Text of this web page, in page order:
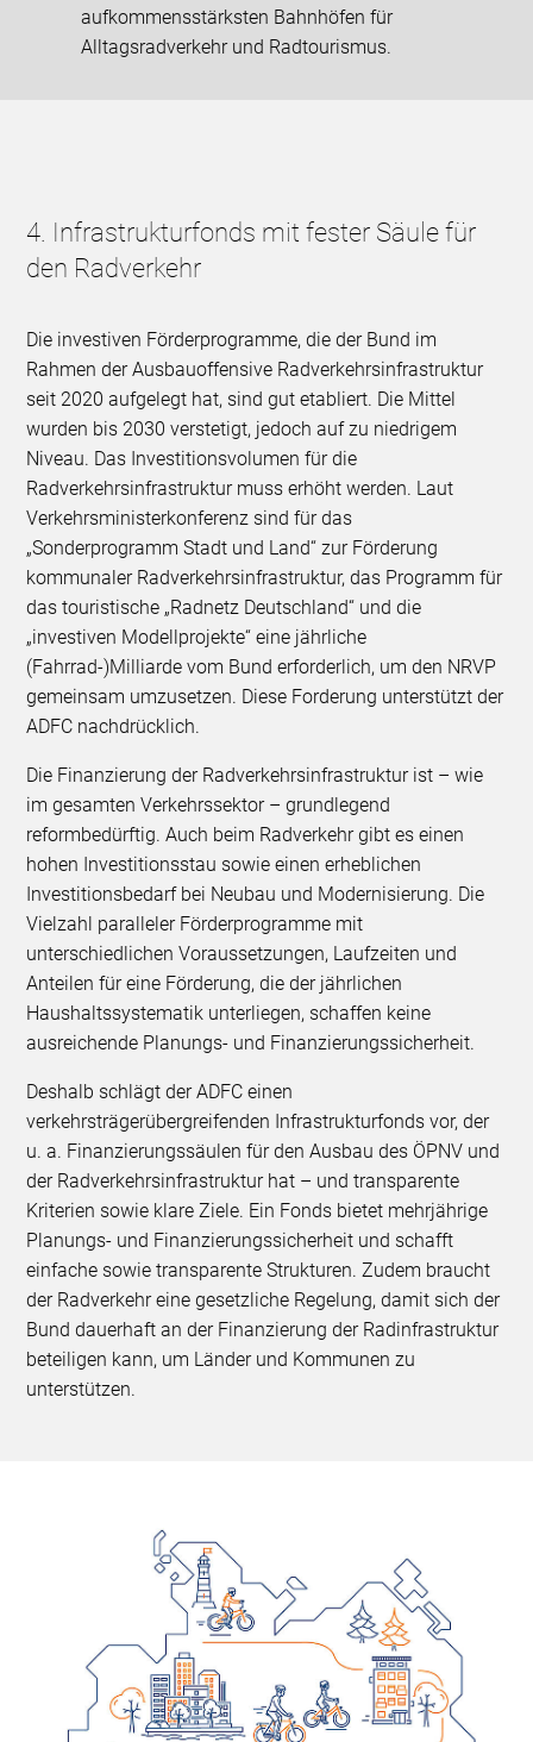
aufkommensstärksten Bahnhöfen für
Alltagsradverkehr und Radtourismus.
4. Infrastrukturfonds mit fester Säule für
den Radverkehr
Die investiven Förderprogramme, die der Bund im
Rahmen der Ausbauoffensive Radverkehrsinfrastruktur
seit 2020 aufgelegt hat, sind gut etabliert. Die Mittel
wurden bis 2030 verstetigt, jedoch auf zu niedrigem
Niveau. Das Investitionsvolumen für die
Radverkehrsinfrastruktur muss erhöht werden. Laut
Verkehrsministerkonferenz sind für das
„Sonderprogramm Stadt und Land“ zur Förderung
kommunaler Radverkehrsinfrastruktur, das Programm für
das touristische „Radnetz Deutschland“ und die
„investiven Modellprojekte“ eine jährliche
(Fahrrad-)Milliarde vom Bund erforderlich, um den NRVP
gemeinsam umzusetzen. Diese Forderung unterstützt der
ADFC nachdrücklich.
Die Finanzierung der Radverkehrsinfrastruktur ist – wie
im gesamten Verkehrssektor – grundlegend
reformbedürftig. Auch beim Radverkehr gibt es einen
hohen Investitionsstau sowie einen erheblichen
Investitionsbedarf bei Neubau und Modernisierung. Die
Vielzahl paralleler Förderprogramme mit
unterschiedlichen Voraussetzungen, Laufzeiten und
Anteilen für eine Förderung, die der jährlichen
Haushaltssystematik unterliegen, schaffen keine
ausreichende Planungs- und Finanzierungssicherheit.
Deshalb schlägt der ADFC einen
verkehrsträgerübergreifenden Infrastrukturfonds vor, der
u. a. Finanzierungssäulen für den Ausbau des ÖPNV und
der Radverkehrsinfrastruktur hat – und transparente
Kriterien sowie klare Ziele. Ein Fonds bietet mehrjährige
Planungs- und Finanzierungssicherheit und schafft
einfache sowie transparente Strukturen. Zudem braucht
der Radverkehr eine gesetzliche Regelung, damit sich der
Bund dauerhaft an der Finanzierung der Radinfrastruktur
beteiligen kann, um Länder und Kommunen zu
unterstützen.